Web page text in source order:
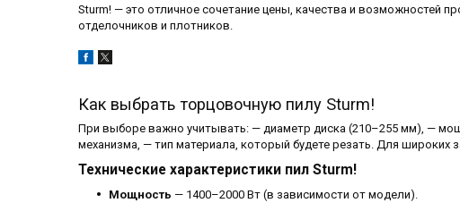
Sturm! — это отличное сочетание цены, качества и возможностей
отделочников и плотников.
Как выбрать торцовочную пилу Sturm!
При выборе важно учитывать: — диаметр диска (210–255 мм), —
механизма, — тип материала, который будете резать. Для
Технические характеристики пил Sturm!
Мощность — 1400–2000 Вт (в зависимости от модели).